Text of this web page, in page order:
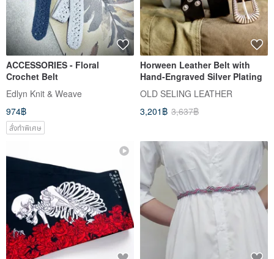
ACCESSORIES - Floral
Crochet Belt
Edlyn Knit & Weave
974฿
สั่งทำพิเศษ
Horween Leather Belt with
Hand-Engraved Silver Plating
OLD SELING LEATHER
3,201฿ 3,637฿